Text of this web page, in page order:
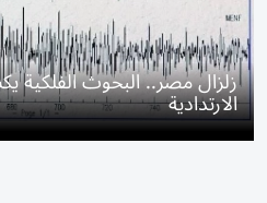
زلزال مصر.. البحوث الفلكية
الارتدادية